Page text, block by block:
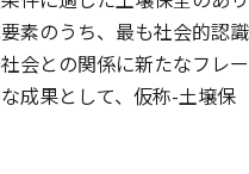
素のうち、最も社会的認識
会との関係に新たなフレー
成果として、仮称-土壌保